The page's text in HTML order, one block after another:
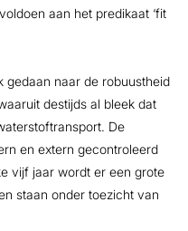
aan het predikaat ‘fit
gedaan naar de robuustheid
destijds al bleek dat
De
en extern gecontroleerd
vijf jaar wordt er een grote
staan onder toezicht van